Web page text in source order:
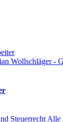
Steuerrecht Alle